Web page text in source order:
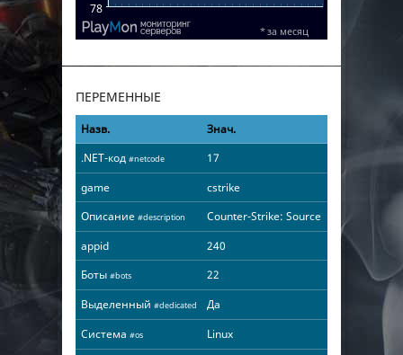
ПЕРЕМЕННЫЕ
Назв.
Знач.
.NET-код #netcode
17
game
cstrike
Описание #description
Counter-Strike: Source
appid
240
Боты #bots
22
Выделенный #dedicated
Да
Система #os
Linux